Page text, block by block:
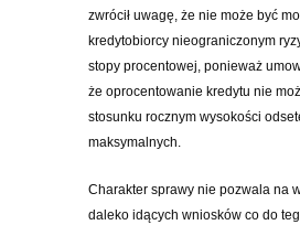
zwrócił uwagę, że nie może być
kredytobiorcy nieograniczonym
stopy procentowej, ponieważ
że oprocentowanie kredytu nie
stosunku rocznym wysokości
maksymalnych.
Charakter sprawy nie pozwala na
daleko idących wniosków co do